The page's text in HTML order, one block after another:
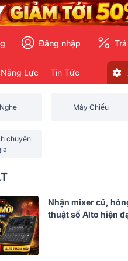
Đăng nhập
Lực Tin Tức
Máy Chiếu
chuyên
Nhận mixer cũ,
thuật số Alto hiện